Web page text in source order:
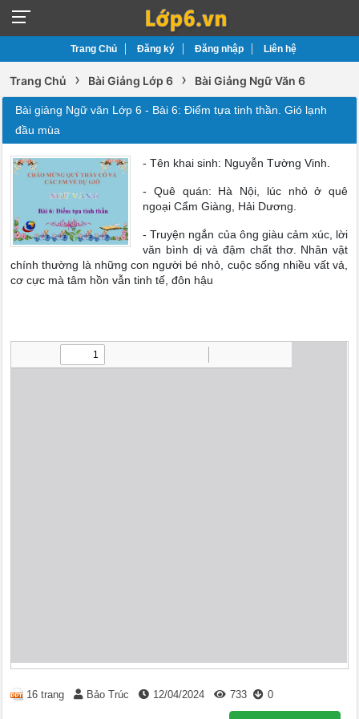
Trang Chủ Đăng ký Đăng nhập Liên hệ
Trang Chủ › Bài Giảng Lớp 6 › Bài Giảng Ngữ Văn 6
Bài giảng Ngữ văn Lớp 6 - Bài 6: Điểm tựa tinh thần. Gió lạnh
đầu mùa
- Tên khai sinh: Nguyễn Tường Vinh.
- Quê quán: Hà Nội, lúc nhỏ ở quê
ngoại Cẩm Giàng, Hải Dương.
- Truyện ngắn của ông giàu cảm xúc, lời
văn bình dị và đậm chất thơ. Nhân vật
chính thường là những con người bé nhỏ, cuộc sống nhiều vất vả,
cơ cực mà tâm hồn vẫn tinh tế, đôn hậu
16 trang Bảo Trúc 12/04/2024 733 0